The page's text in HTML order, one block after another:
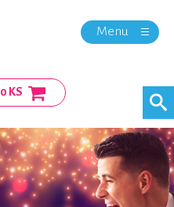
Menu
0 KS